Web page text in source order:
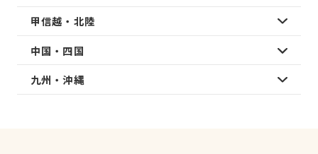
甲信越・北陸
中国・四国
九州・沖縄